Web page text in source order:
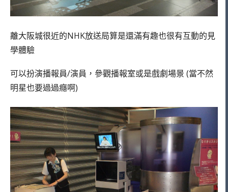
離大阪城很近的NHK放送局算是還滿有趣也很有互動的見
學體驗
可以扮演播報員/演員，參觀播報室或是戲劇場景 (當不然
明星也要過過癮啊)